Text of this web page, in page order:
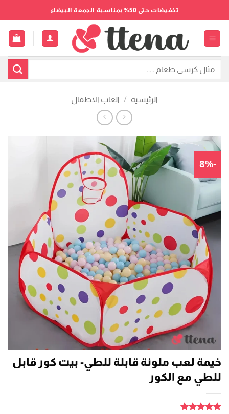
للمحتوى
تخفيضات حتى 50% بمناسبة الجمعة البيضاء
الرئيسية / العاب الاطفال
-8%
خيمة لعب ملونة قابلة للطي- بيت كور قابل
للطي مع الكور